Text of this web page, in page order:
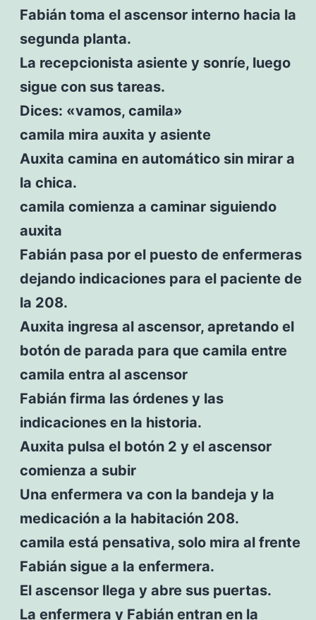
Fabián toma el ascensor interno hacia la
segunda planta.
La recepcionista asiente y sonríe, luego
sigue con sus tareas.
Dices: «vamos, camila»
camila mira auxita y asiente
Auxita camina en automático sin mirar a
la chica.
camila comienza a caminar siguiendo
auxita
Fabián pasa por el puesto de enfermeras
dejando indicaciones para el paciente de
la 208.
Auxita ingresa al ascensor, apretando el
botón de parada para que camila entre
camila entra al ascensor
Fabián firma las órdenes y las
indicaciones en la historia.
Auxita pulsa el botón 2 y el ascensor
comienza a subir
Una enfermera va con la bandeja y la
medicación a la habitación 208.
camila está pensativa, solo mira al frente
Fabián sigue a la enfermera.
El ascensor llega y abre sus puertas.
La enfermera y Fabián entran en la